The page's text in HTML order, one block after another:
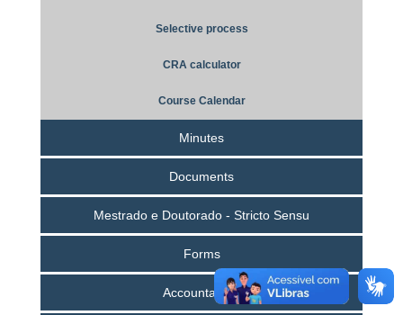
Selective process
CRA calculator
Course Calendar
Minutes
Documents
Mestrado e Doutorado - Stricto Sensu
Forms
Accountability